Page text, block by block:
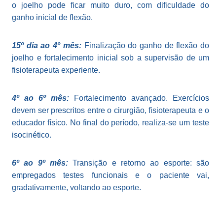
o joelho pode ficar muito duro, com dificuldade do
ganho inicial de flexão.
15º dia ao 4º mês:Finalização do ganho de flexão do
joelho e fortalecimento inicial sob a supervisão de um
fisioterapeuta experiente.
4º ao 6º mês: Fortalecimento avançado. Exercícios
devem ser prescritos entre o cirurgião, fisioterapeuta e o
educador físico. No final do período, realiza-se um teste
isocinético.
6º ao 9º mês: Transição e retorno ao esporte: são
empregados testes funcionais e o paciente vai,
gradativamente, voltando ao esporte.